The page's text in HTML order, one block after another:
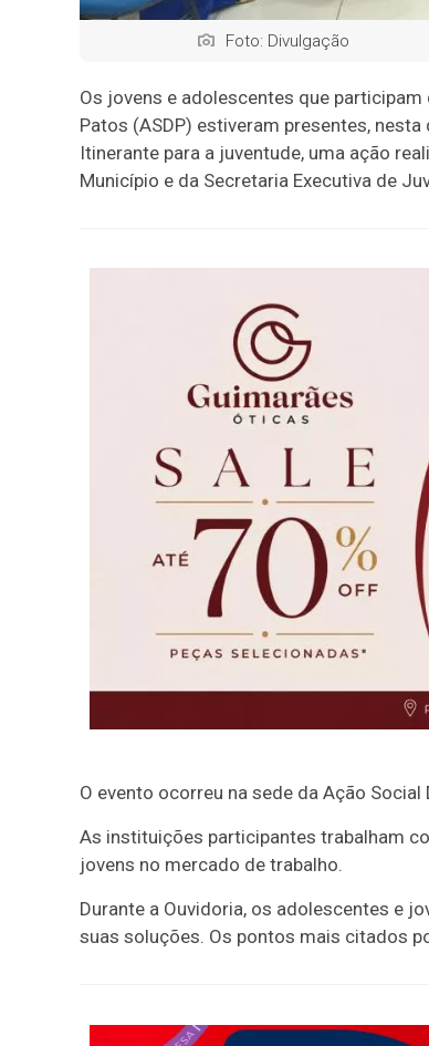
Foto: Divulgação
Os jovens e adolescentes que
Patos (ASDP) estiveram presentes,
Itinerante para a juventude, uma ação
Município e da Secretaria Executiva de
O evento ocorreu na sede da Ação Social
As instituições participantes trabalham
jovens no mercado de trabalho.
Durante a Ouvidoria, os adolescentes e
suas soluções. Os pontos mais citados